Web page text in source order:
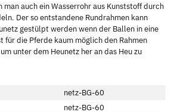
auch ein Wasserrohr aus Kunststoff durch
Der so entstandene Rundrahmen kann
gestülpt werden wenn der Ballen in eine
für die Pferde kaum möglich den Rahmen
unter dem Heunetz her an das Heu zu
netz-BG-60
netz-BG-60